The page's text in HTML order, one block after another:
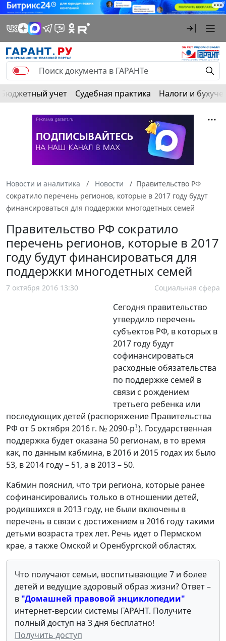
Бюджетный учет Судебная практика Налоги и
Новости и аналитика Новости
Правительство РФ
сократило перечень регионов, которые в 2017 году будут
финансироваться для поддержки многодетных семей
Правительство РФ сократило
перечень регионов, которые в 2017
году будут финансироваться для
поддержки многодетных семей
7 октября 2016 13:30 Социальная сфера
Сегодня правительство
утвердило перечень
субъектов РФ, в которых в
2017 году будут
софинансироваться
расходные обязательства
по поддержке семей в
связи с рождением
третьего ребенка или
последующих детей (распоряжение Правительства
РФ от 5 октября 2016 г. № 2090-р1). Государственная
поддержка будет оказана 50 регионам, в то время
как, по данным кабмина, в 2016 и 2015 годах их было
53, в 2014 году – 51, а в 2013 – 50.
Кабмин пояснил, что три региона, которые ранее
софинансировались только в отношении детей,
родившихся в 2013 году, не были включены в
перечень в связи с достижением в 2016 году такими
детьми возраста трех лет. Речь идет о Пермском
крае, а также Омской и Оренбургской областях.
Что получают семьи, воспитывающие 7 и более
детей и ведущие здоровый образ жизни? Ответ –
в "Домашней правовой энциклопедии"
интернет-версии системы ГАРАНТ. Получите
полный доступ на 3 дня бесплатно!
Получить доступ